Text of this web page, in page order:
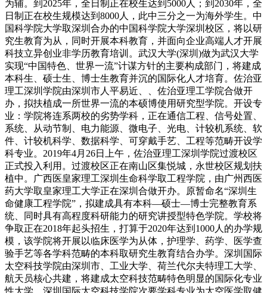
为辅。到2025年，全日制正在校生达到5000人；到2030年，全
日制正在校生规模达到8000人，此中三分之一为海外学生。中
国科学院大学取深圳合办的中国科学院大学深圳校区，将以研
究生教育为从，同时开展本科教育，并面向企业高端人才开展
科技立异创业非学历教育培训。武汉大学(深圳)做为武汉大学
实现“中国特色、世界一流”计谋方针的主要构成部门，将建成
本科生、硕士生、博士生教育并沉的国际化人才培育。佐治亚
理工深圳学院由深圳市人平易近、、佐治亚理工学院合做开
办，拟扶植成一所世界一流的本硕博使用研究型学院。开设专
业：学院将连系两校的劣势学科，正在通信工程、信号处置、
系统、从动节制、电力能源、微电子、光电、计较机系统、软
件、计较机科学、数据科学、可穿戴手艺、工程等范畴开设学
科专业。2019年4月26日上午，佐治亚理工深圳学院过渡校区
正式投入利用。过渡校区正在南山区集悦城，永世校区规划扶
植中。广西医皇家理工深圳生命科学取工程学院，由广州西医
药大学取皇家理工大学正在深圳合做开办。原暂命名“深圳生
命健康工程学院”，拟建成具有本科—硕士—博士完整教育系
统、同时具有高程度科研能力的研究讲授型特色学院。学校将
争取正在2018年起头招生，打算于2020年达到1000人的办学规
模，该学院将开展以临床医学为从体，护理学、药学、医学查
验手艺等各学科范畴的本科取研究生教育结合办学。深圳国际
太空科技学院由深圳市、工业大学、荷兰代尔夫特理工大学、
航天员核心共建，将建成太空科技范畴特色明显的国际化专业
性大学。深圳国际太空科技学院次要学科专业为太空医学取健